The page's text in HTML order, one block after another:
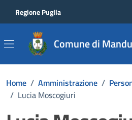
Regione Puglia
Comune di
Home / Amministrazione /
/ Lucia Moscogiuri